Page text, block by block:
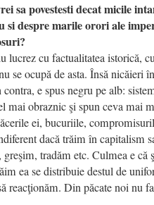
sa povestesti decat micile
si despre marile orori ale
lucrez cu factualitatea istorică,
se ocupă de asta. Însă nicăieri
contra, e spus negru pe alb:
mai obraznic şi spun ceva mai
ei, bucuriile,
dacă trăim în capitalism
tradăm etc. Culmea e că
ea se distribuie destul de
reacţionăm. Din păcate noi nu